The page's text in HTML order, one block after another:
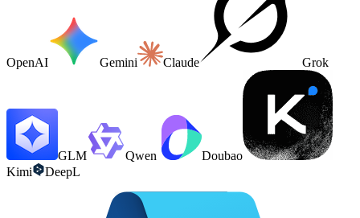
OpenAI Gemini Claude Grok
GLM Qwen
Doubao
Kimi
DeepL